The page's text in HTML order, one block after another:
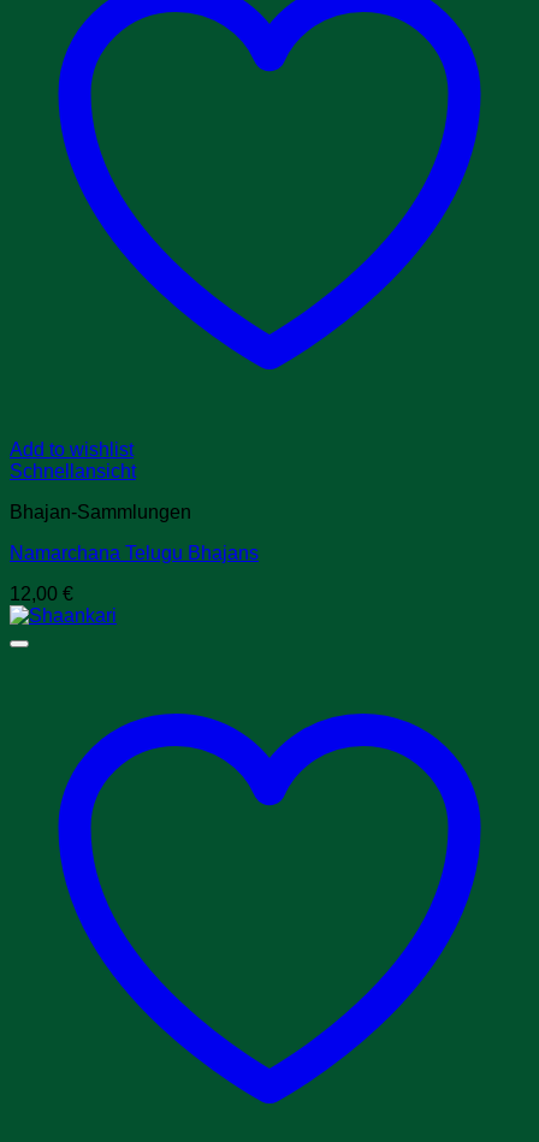
Add to wishlist
Schnellansicht
Bhajan-Sammlungen
Namarchana Telugu Bhajans
12,00 €